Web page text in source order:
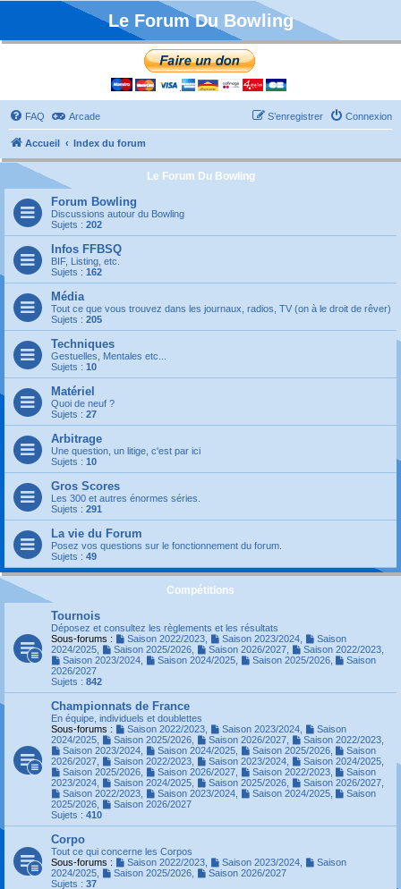
Le Forum Du Bowling
FAQ Arcade Connexion
S’enregistrer
Accueil Index du forum
Le Forum Du Bowling
Forum Bowling
Discussions autour du Bowling
Sujets : 202
Infos FFBSQ
BIF, Listing, etc.
Sujets : 162
Média
Tout ce que vous trouvez dans les journaux, radios, TV (on à le droit de rêver)
Sujets : 205
Techniques
Gestuelles, Mentales etc...
Sujets : 10
Matériel
Quoi de neuf ?
Sujets : 27
Arbitrage
Une question, un litige, c'est par ici
Sujets : 10
Gros Scores
Les 300 et autres énormes séries.
Sujets : 291
La vie du Forum
Posez vos questions sur le fonctionnement du forum.
Sujets : 49
Compétitions
Tournois
Déposez et consultez les règlements et les résultats
Sous-forums :
Saison 2022/2023, Saison 2023/2024,
Saison
2024/2025
Saison 2025/2026, Saison 2026/2027, Saison 2022/2023,
Saison 2023/2024, Saison 2024/2025, Saison 2025/2026,
Saison
2026/2027
Sujets : 842
Championnats de France
En équipe, individuels et doublettes
Sous-forums :
Saison 2022/2023, Saison 2023/2024,
Saison
2024/2025
Saison 2025/2026, Saison 2026/2027, Saison 2022/2023,
Saison 2023/2024, Saison 2024/2025, Saison 2025/2026,
Saison
2026/2027
Saison 2022/2023, Saison 2023/2024, Saison 2024/2025,
Saison 2025/2026, Saison 2026/2027, Saison 2022/2023,
Saison
2023/2024
Saison 2024/2025, Saison 2025/2026, Saison 2026/2027,
Saison 2022/2023, Saison 2023/2024, Saison 2024/2025,
Saison
2025/2026
Saison 2026/2027
Sujets : 410
Corpo
Tout ce qui concerne les Corpos
Sous-forums :
Saison 2022/2023, Saison 2023/2024,
Saison
2024/2025
Saison 2025/2026,
Saison 2026/2027
Sujets : 37